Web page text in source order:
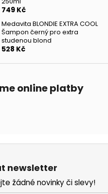
749 Kč
Medavita BLONDIE EXTRA COOL
Šampon černý pro extra
studenou blond
528 Kč
online platby
newsletter
žádné novinky či slevy!